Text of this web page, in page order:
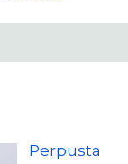
Perpusta